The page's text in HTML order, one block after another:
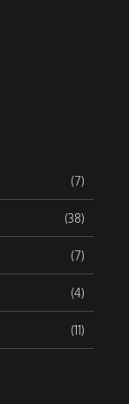
(7)
(38)
(7)
(4)
(11)